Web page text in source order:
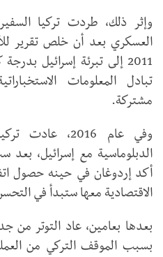
وإثر ذلك، طردت تركيا
العسكري بعد أن خلص تقرير
2011 إلى تبرئة إسرائيل
تبادل المعلومات
مشتركة.
وفي عام 2016،
الدبلوماسية مع إسرائيل،
أكد إردوغان في حينه حصول
الاقتصادية معها ستبدأ في
بعدها بعامين، عاد التوتر من
بسبب الموقف التركي من